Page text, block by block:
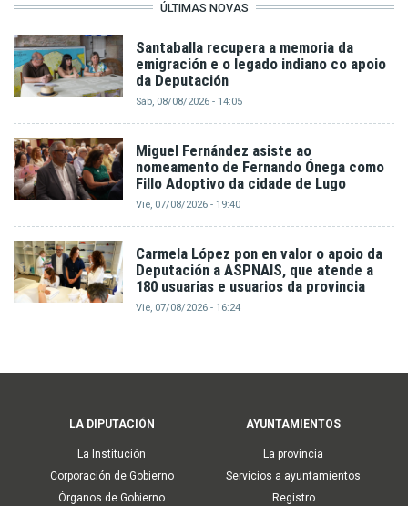
ÚLTIMAS NOVAS
Santaballa recupera a memoria da
emigración e o legado indiano co apoio
da Deputación
Sáb, 08/08/2026 - 14:05
Miguel Fernández asiste ao
nomeamento de Fernando Ónega como
Fillo Adoptivo da cidade de Lugo
Vie, 07/08/2026 - 19:40
Carmela López pon en valor o apoio da
Deputación a ASPNAIS, que atende a
180 usuarias e usuarios da provincia
Vie, 07/08/2026 - 16:24
navigation
LA DIPUTACIÓN
La Institución
Corporación de Gobierno
Órganos de Gobierno
AYUNTAMIENTOS
La provincia
Servicios a ayuntamientos
Registro